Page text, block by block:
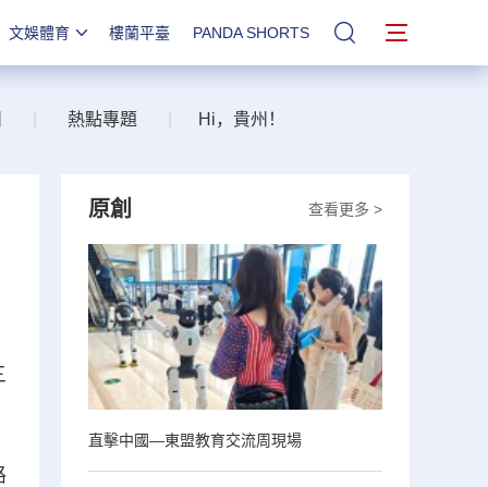
文娛體育 樓蘭平臺 PANDA SHORTS 站內搜索
熱點專題 Hi，貴州！
查看更多 >
原創
直擊中國—東盟教育交流周現場